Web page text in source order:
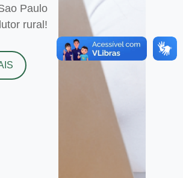
Paulo
rural!